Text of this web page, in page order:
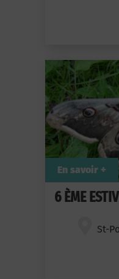
6 ÈME
St-
En savoir +